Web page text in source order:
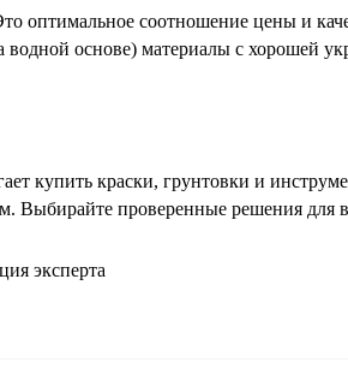
оптимальное соотношение цены и
основе) материалы с хорошей
купить краски, грунтовки и
Выбирайте проверенные решения для
эксперта